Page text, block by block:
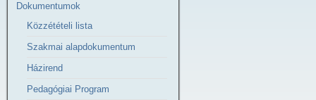
Dokumentumok
Közzétételi lista
Szakmai alapdokumentum
Házirend
Pedagógiai Program